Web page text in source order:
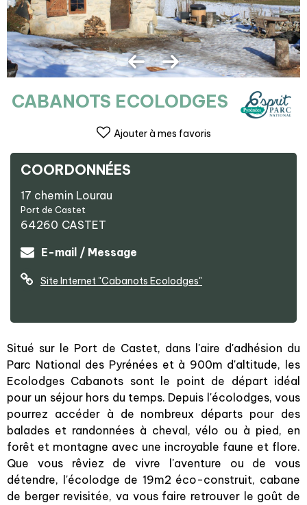
CABANOTS ECOLODGES
Ajouter à mes favoris
COORDONNÉES
17 chemin Lourau
Port de Castet
64260 CASTET
E-mail / Message
Site Internet "Cabanots Ecolodges"
Situé sur le Port de Castet, dans l'aire d'adhésion du
Parc National des Pyrénées et à 900m d'altitude, les
Ecolodges Cabanots sont le point de départ idéal
pour un séjour hors du temps. Depuis l'écolodges, vous
pourrez accéder à de nombreux départs pour des
balades et randonnées à cheval, vélo ou à pied, en
forêt et montagne avec une incroyable faune et flore.
Que vous rêviez de vivre l'aventure ou de vous
détendre, l'écolodge de 19m2 éco-construit, cabane
de berger revisitée, va vous faire retrouver le goût de